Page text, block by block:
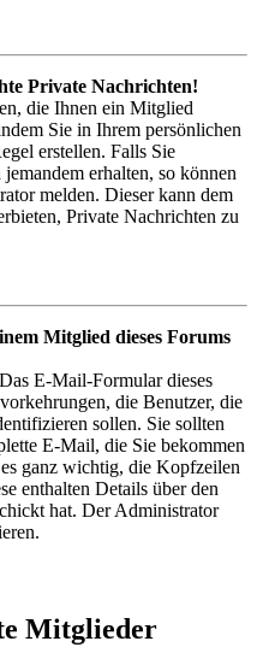
Private Nachrichten!
die Ihnen ein Mitglied
Sie in Ihrem persönlichen
erstellen. Falls Sie
erhalten, so können
melden. Dieser kann dem
Private Nachrichten zu
Mitglied dieses Forums
E-Mail-Formular dieses
die Benutzer, die
sollen. Sie sollten
E-Mail, die Sie bekommen
ganz wichtig, die Kopfzeilen
enthalten Details über den
hat. Der Administrator
Mitglieder